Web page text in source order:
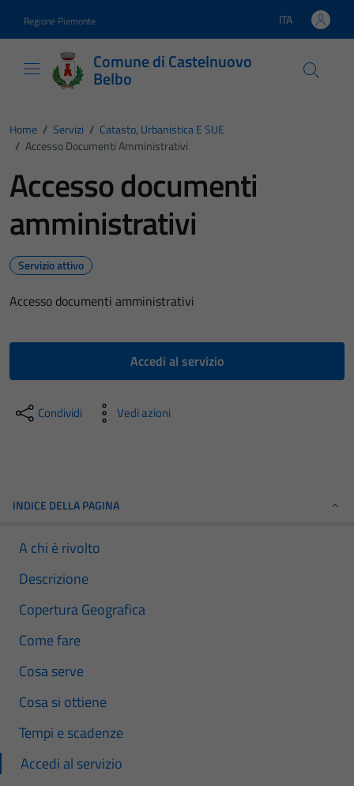
Regione Piemonte Lingua attiva:
ITA
Comune di Castelnuovo
Belbo
Home / Servizi / Catasto, Urbanistica E SUE
/ Accesso Documenti Amministrativi
Accesso documenti
amministrativi
Servizio attivo
Accesso documenti amministrativi
Accedi al servizio
Condividi Vedi azioni
INDICE DELLA PAGINA
A chi è rivolto
Descrizione
Copertura Geografica
Come fare
Cosa serve
Cosa si ottiene
Tempi e scadenze
Accedi al servizio